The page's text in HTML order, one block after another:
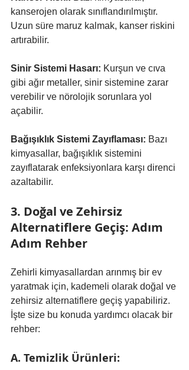
kanserojen olarak sınıflandırılmıştır.
Uzun süre maruz kalmak, kanser riskini
artırabilir.
Sinir Sistemi Hasarı: Kurşun ve cıva
gibi ağır metaller, sinir sistemine zarar
verebilir ve nörolojik sorunlara yol
açabilir.
Bağışıklık Sistemi Zayıflaması: Bazı
kimyasallar, bağışıklık sistemini
zayıflatarak enfeksiyonlara karşı direnci
azaltabilir.
3. Doğal ve Zehirsiz
Alternatiflere Geçiş: Adım
Adım Rehber
Zehirli kimyasallardan arınmış bir ev
yaratmak için, kademeli olarak doğal ve
zehirsiz alternatiflere geçiş yapabiliriz.
İşte size bu konuda yardımcı olacak bir
rehber:
A. Temizlik Ürünleri: